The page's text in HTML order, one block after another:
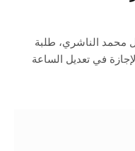
محمد الناشري، طلبة
في تعديل الساعة